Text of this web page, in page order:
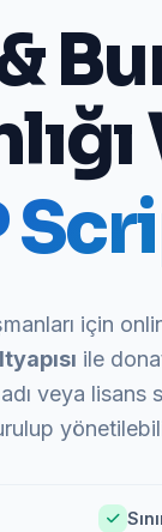
için
ile
veya lisans